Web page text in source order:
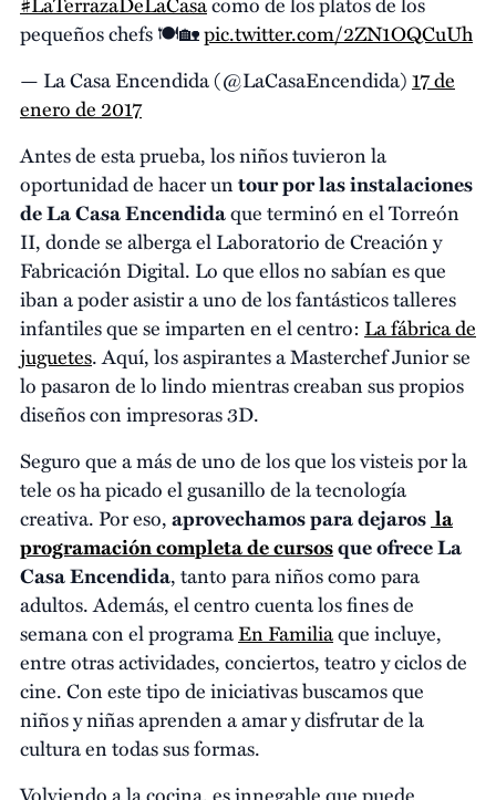
pequeños chefs 🍽🏡pic.twitter.com/2ZN1OQCuUh
— La Casa Encendida (@LaCasaEncendida)17 de
enero de 2017
Antes de esta prueba, los niños tuvieron la
oportunidad de hacer untour por las instalaciones
de La Casa Encendidaque terminó en el Torreón
II, donde se alberga el Laboratorio de Creación y
Fabricación Digital. Lo que ellos no sabían es que
iban a poder asistir a uno de los fantásticos talleres
infantiles que se imparten en el centro: La fábrica de
juguetes. Aquí, los aspirantes a Masterchef Junior se
lo pasaron de lo lindo mientras creaban sus propios
diseños con impresoras 3D.
Seguro que a más de uno de los que los visteis por la
tele os ha picado el gusanillo de la tecnología
creativa. Por eso,aprovechamos para dejaros la
programación completa de cursosque ofrece La
Casa Encendida, tanto para niños como para
adultos. Además, el centro cuenta los fines de
semana con el programaEn Familiaque incluye,
entre otras actividades, conciertos, teatro y ciclos de
cine. Con este tipo de iniciativas buscamos que
niños y niñas aprenden a amar y disfrutar de la
cultura en todas sus formas.
Volviendo a la cocina, es innegable que puede